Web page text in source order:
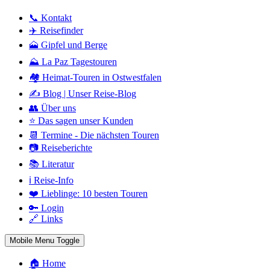
📞 Kontakt
✈️ Reisefinder
🗻 Gipfel und Berge
⛰️ La Paz Tagestouren
🏘️ Heimat-Touren in Ostwestfalen
✍️ Blog | Unser Reise-Blog
👥 Über uns
⭐ Das sagen unser Kunden
📆 Termine - Die nächsten Touren
📷 Reiseberichte
📚 Literatur
ℹ️ Reise-Info
❤️ Lieblinge: 10 besten Touren
🔑 Login
🔗 Links
Mobile Menu Toggle
🏠 Home